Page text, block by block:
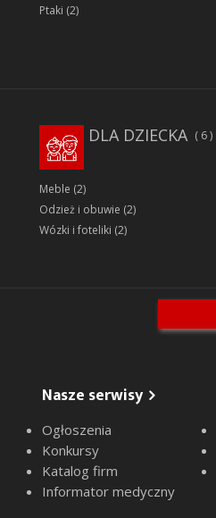
Ptaki (2)
6
DLA DZIECKA
Meble (2)
Odzież i obuwie (2)
Wózki i foteliki (2)
Nasze serwisy
Ogłoszenia
Konkursy
Katalog firm
Informator medyczny